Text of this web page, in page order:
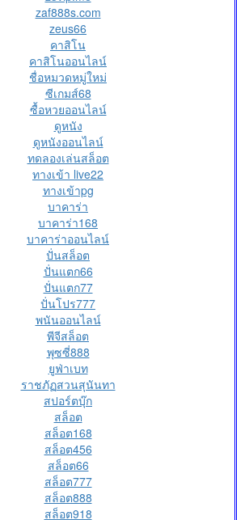
zaf888s.com
zeus66
คาสิโน
คาสิโนออนไลน์
ชื่อหมวดหมู่ใหม่
ซีเกมส์68
ซื้อหวยออนไลน์
ดูหนัง
ดูหนังออนไลน์
ทดลองเล่นสล็อต
ทางเข้า live22
ทางเข้าpg
บาคาร่า
บาคาร่า168
บาคาร่าออนไลน์
ปั่นสล็อต
ปั่นแตก66
ปั่นแตก77
ปั่นโปร777
พนันออนไลน์
พีจีสล็อต
พุซซี่888
ยูฟ่าเบท
ราชภัฏสวนสุนันทา
สปอร์ตบุ๊ก
สล็อต
สล็อต168
สล็อต456
สล็อต66
สล็อต777
สล็อต888
สล็อต918